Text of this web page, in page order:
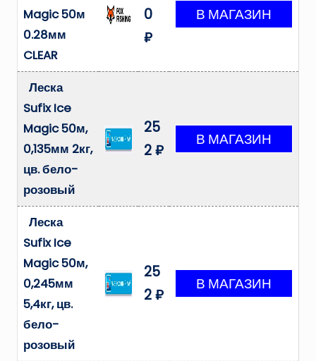
Magic 50м
0.28мм
CLEAR
0
₽
Леска
Sufix Ice
Magic 50м,
0,135мм 2кг,
цв. бело-
розовый
25
2 ₽
Леска
Sufix Ice
Magic 50м,
0,245мм
5,4кг, цв.
бело-
розовый
25
2 ₽